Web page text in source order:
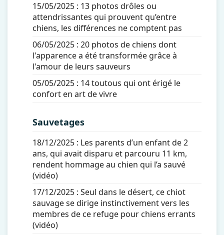
15/05/2025 : 13 photos drôles ou
attendrissantes qui prouvent qu’entre
chiens, les différences ne comptent pas
06/05/2025 : 20 photos de chiens dont
l'apparence a été transformée grâce à
l'amour de leurs sauveurs
05/05/2025 : 14 toutous qui ont érigé le
confort en art de vivre
Sauvetages
18/12/2025 : Les parents d’un enfant de 2
ans, qui avait disparu et parcouru 11 km,
rendent hommage au chien qui l’a sauvé
(vidéo)
17/12/2025 : Seul dans le désert, ce chiot
sauvage se dirige instinctivement vers les
membres de ce refuge pour chiens errants
(vidéo)